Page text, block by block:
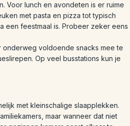
Voor lunch en avondeten is er ruime
met pasta en pizza tot typisch
een feestmaal is. Probeer zeker eens
onderweg voldoende snacks mee te
Op veel busstations kun je
met kleinschalige slaapplekken.
maar wanneer dat niet